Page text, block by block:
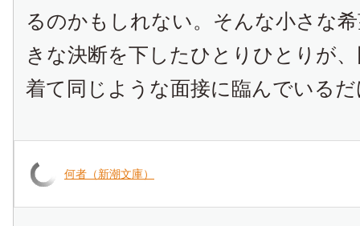
るのかもしれない。そんな小さな
きな決断を下したひとりひとりが
着て同じような面接に臨んでいる
何者（新潮文庫）